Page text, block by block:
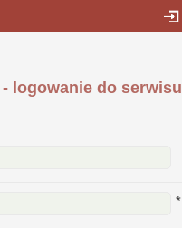
logowanie do serwisu
*